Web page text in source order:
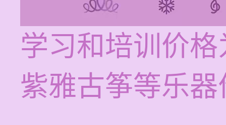
学习和培训价
紫雅古筝等乐